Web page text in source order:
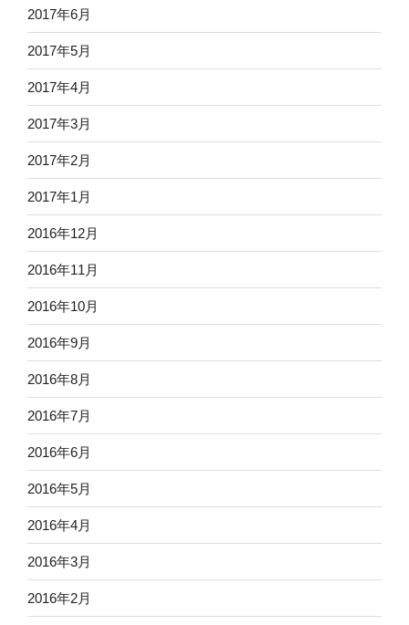
2017年6月
2017年5月
2017年4月
2017年3月
2017年2月
2017年1月
2016年12月
2016年11月
2016年10月
2016年9月
2016年8月
2016年7月
2016年6月
2016年5月
2016年4月
2016年3月
2016年2月